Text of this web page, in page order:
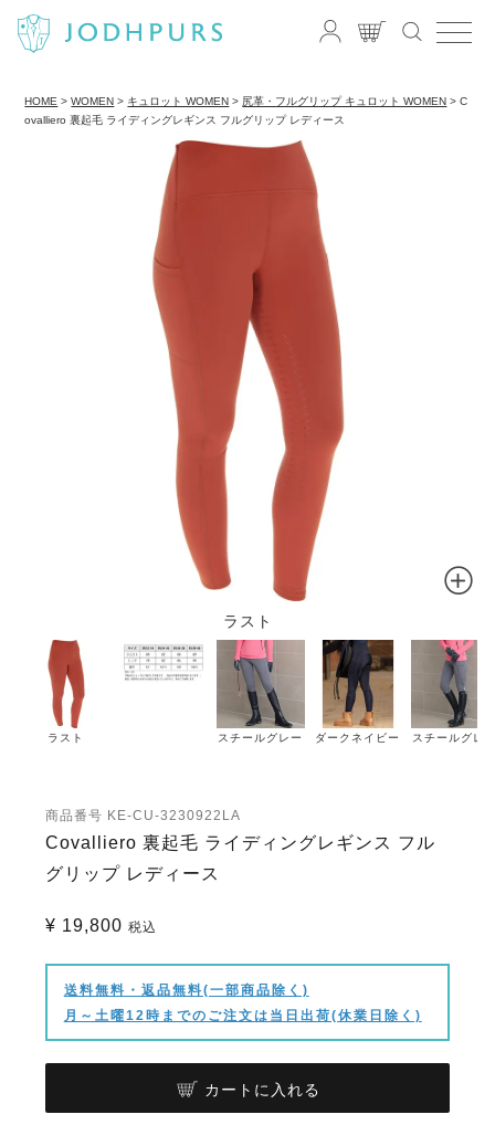
HOME WOMEN キュロット WOMEN 尻革・フルグリップ キュロット WOMEN
C
ovalliero 裏起毛 ライディングレギンス フルグリップ レディース
ラスト
ラスト スチールグレー ダークネイビー スチールグレ
商品番号 KE-CU-3230922LA
Covalliero 裏起毛 ライディングレギンス フル
グリップ レディース
¥ 19,800 税込
送料無料・返品無料(一部商品除く)
月～土曜12時までのご注文は当日出荷(休業日除く)
カートに入れる